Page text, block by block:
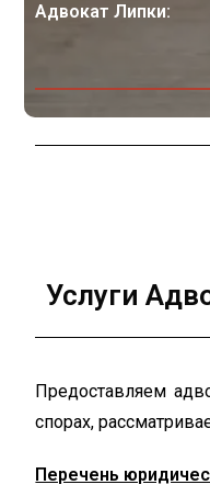
Адвокат Липки:
Услуги
Предоставляем
спорах,
Перечень